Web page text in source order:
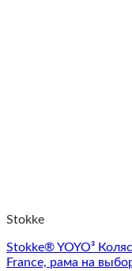
Stokke
Stokke® YOYO³
France, рама на